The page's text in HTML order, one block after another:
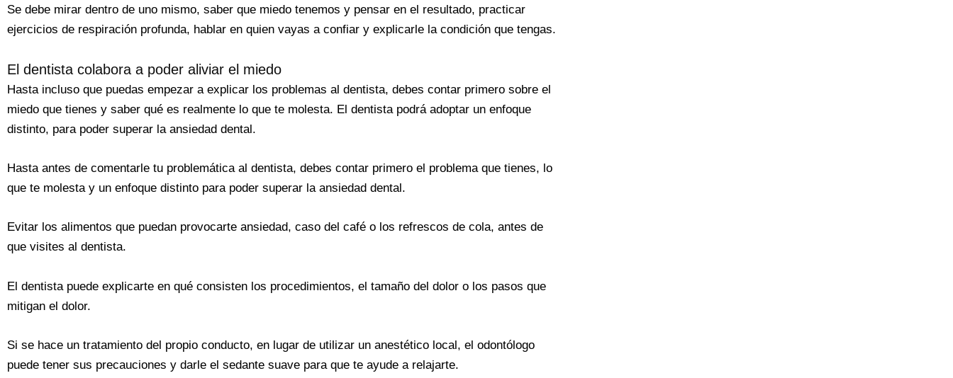
Se debe mirar dentro de uno mismo, saber que miedo tenemos y pensar en el resultado, practicar
ejercicios de respiración profunda, hablar en quien vayas a confiar y explicarle la condición que tengas.
El dentista colabora a poder aliviar el miedo
Hasta incluso que puedas empezar a explicar los problemas al dentista, debes contar primero sobre el
miedo que tienes y saber qué es realmente lo que te molesta. El dentista podrá adoptar un enfoque
distinto, para poder superar la ansiedad dental.
Hasta antes de comentarle tu problemática al dentista, debes contar primero el problema que tienes, lo
que te molesta y un enfoque distinto para poder superar la ansiedad dental.
Evitar los alimentos que puedan provocarte ansiedad, caso del café o los refrescos de cola, antes de
que visites al dentista.
El dentista puede explicarte en qué consisten los procedimientos, el tamaño del dolor o los pasos que
mitigan el dolor.
Si se hace un tratamiento del propio conducto, en lugar de utilizar un anestético local, el odontólogo
puede tener sus precauciones y darle el sedante suave para que te ayude a relajarte.